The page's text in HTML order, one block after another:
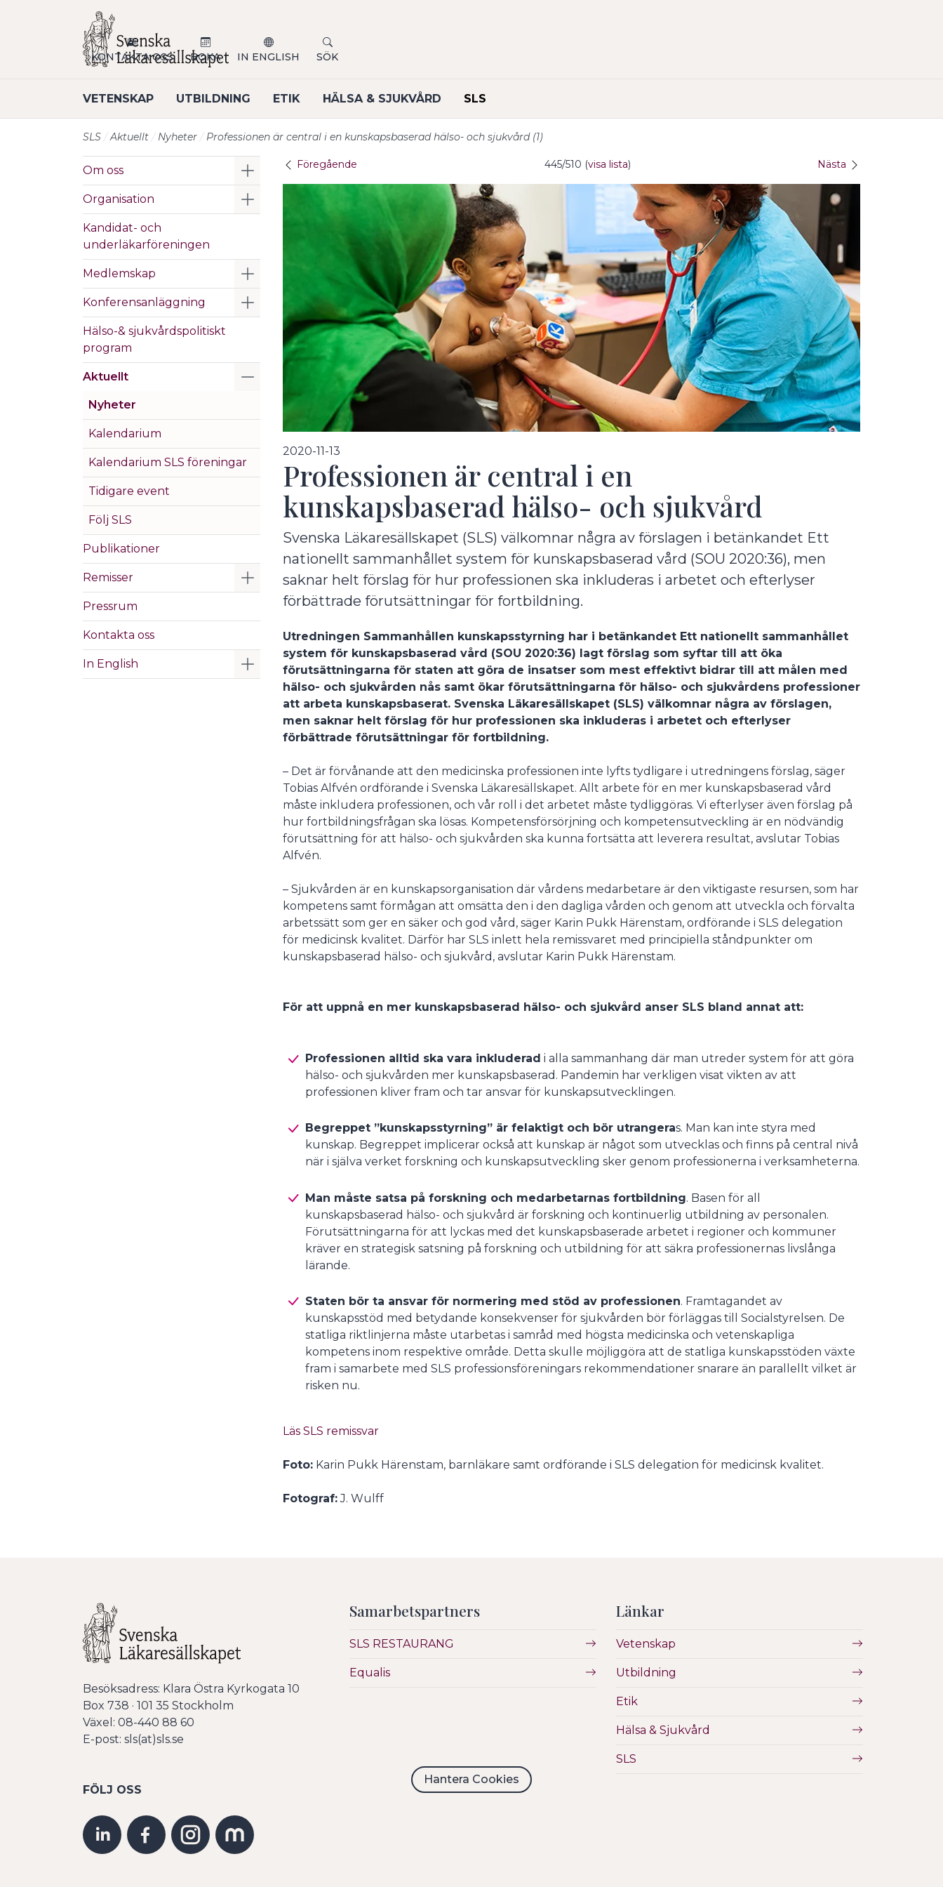
VETENSKAP UTBILDNING ETIK HÄLSA & SJUKVÅRD SLS
KONTAKTA OSS BOKA IN ENGLISH SÖK
SLS Aktuellt Nyheter Professionen är central i en kunskapsbaserad hälso- och sjukvård (1)
Om oss Visa/Göm undermeny
Organisation Visa/Göm undermeny
Kandidat- och
underläkarföreningen
Medlemskap Visa/Göm undermeny
Konferensanläggning Visa/Göm undermeny
Hälso-& sjukvårdspolitiskt
program
Aktuellt Visa/Göm undermeny
Nyheter
Kalendarium
Kalendarium SLS föreningar
Tidigare event
Följ SLS
Publikationer
Remisser Visa/Göm undermeny
Pressrum
Kontakta oss
In English Visa/Göm undermeny
Föregående 445/510 (visa lista) Nästa
2020-11-13
Professionen är central i en
kunskapsbaserad hälso- och sjukvård
Svenska Läkaresällskapet (SLS) välkomnar några av förslagen i betänkandet Ett
nationellt sammanhållet system för kunskapsbaserad vård (SOU 2020:36), men
saknar helt förslag för hur professionen ska inkluderas i arbetet och efterlyser
förbättrade förutsättningar för fortbildning.
Utredningen Sammanhållen kunskapsstyrning har i betänkandet Ett nationellt sammanhållet
system för kunskapsbaserad vård (SOU 2020:36) lagt förslag som syftar till att öka
förutsättningarna för staten att göra de insatser som mest effektivt bidrar till att målen med
hälso- och sjukvården nås samt ökar förutsättningarna för hälso- och sjukvårdens professioner
att arbeta kunskapsbaserat. Svenska Läkaresällskapet (SLS) välkomnar några av förslagen,
men saknar helt förslag för hur professionen ska inkluderas i arbetet och efterlyser
förbättrade förutsättningar för fortbildning.
– Det är förvånande att den medicinska professionen inte lyfts tydligare i utredningens förslag, säger
Tobias Alfvén ordförande i Svenska Läkaresällskapet. Allt arbete för en mer kunskapsbaserad vård
måste inkludera professionen, och vår roll i det arbetet måste tydliggöras. Vi efterlyser även förslag på
hur fortbildningsfrågan ska lösas. Kompetensförsörjning och kompetensutveckling är en nödvändig
förutsättning för att hälso- och sjukvården ska kunna fortsätta att leverera resultat, avslutar Tobias
Alfvén.
– Sjukvården är en kunskapsorganisation där vårdens medarbetare är den viktigaste resursen, som har
kompetens samt förmågan att omsätta den i den dagliga vården och genom att utveckla och förvalta
arbetssätt som ger en säker och god vård, säger Karin Pukk Härenstam, ordförande i SLS delegation
för medicinsk kvalitet. Därför har SLS inlett hela remissvaret med principiella ståndpunkter om
kunskapsbaserad hälso- och sjukvård, avslutar Karin Pukk Härenstam.
För att uppnå en mer kunskapsbaserad hälso- och sjukvård anser SLS bland annat att:
Professionen alltid ska vara inkluderad i alla sammanhang där man utreder system för att göra
hälso- och sjukvården mer kunskapsbaserad. Pandemin har verkligen visat vikten av att
professionen kliver fram och tar ansvar för kunskapsutvecklingen.
Begreppet ”kunskapsstyrning” är felaktigt och bör utrangeras. Man kan inte styra med
kunskap. Begreppet implicerar också att kunskap är något som utvecklas och finns på central nivå
när i själva verket forskning och kunskapsutveckling sker genom professionerna i verksamheterna.
Man måste satsa på forskning och medarbetarnas fortbildning. Basen för all
kunskapsbaserad hälso- och sjukvård är forskning och kontinuerlig utbildning av personalen.
Förutsättningarna för att lyckas med det kunskapsbaserade arbetet i regioner och kommuner
kräver en strategisk satsning på forskning och utbildning för att säkra professionernas livslånga
lärande.
Staten bör ta ansvar för normering med stöd av professionen. Framtagandet av
kunskapsstöd med betydande konsekvenser för sjukvården bör förläggas till Socialstyrelsen. De
statliga riktlinjerna måste utarbetas i samråd med högsta medicinska och vetenskapliga
kompetens inom respektive område. Detta skulle möjliggöra att de statliga kunskapsstöden växte
fram i samarbete med SLS professionsföreningars rekommendationer snarare än parallellt vilket är
risken nu.
Läs SLS remissvar
Foto: Karin Pukk Härenstam, barnläkare samt ordförande i SLS delegation för medicinsk kvalitet.
Fotograf:J. Wulff
Besöksadress: Klara Östra Kyrkogata 10
Box 738 · 101 35 Stockholm
Växel: 08-440 88 60
E-post: sls(at)sls.se
FÖLJ OSS
Samarbetspartners
SLS RESTAURANG
Equalis
Länkar
Vetenskap
Utbildning
Etik
Hälsa & Sjukvård
SLS
Hantera Cookies